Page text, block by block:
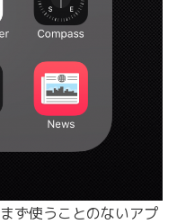
ず使うことのないアプ